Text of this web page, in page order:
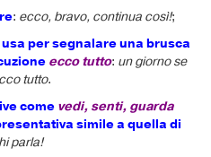
: ecco, bravo, continua così!;
per segnalare una brusca
ecco tutto: un giorno se
tutto.
come vedi, senti, guarda
simile a quella di
parla!